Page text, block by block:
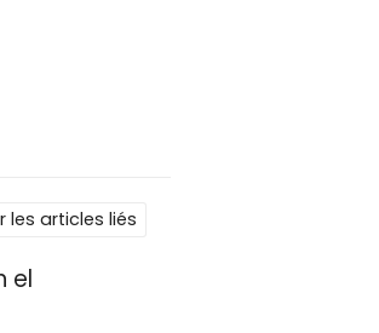
les articles liés
el